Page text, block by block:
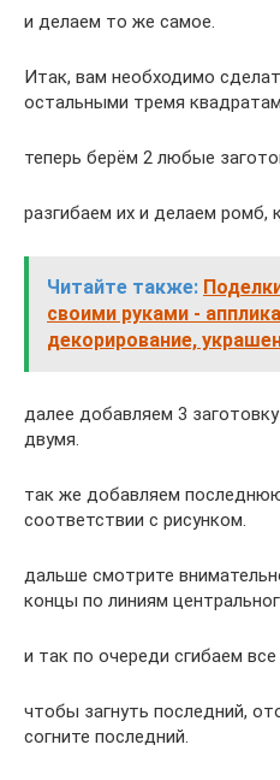
и делаем то же самое.
Итак, вам необходимо
остальными тремя
теперь берём 2 любые
разгибаем их и делаем ромб,
Читайте также:
своими руками -
декорирование,
далее добавляем 3
двумя.
так же добавляем
соответствии с рисунком.
дальше смотрите
концы по линиям
и так по очереди сгибаем все
чтобы загнуть последний,
согните последний.